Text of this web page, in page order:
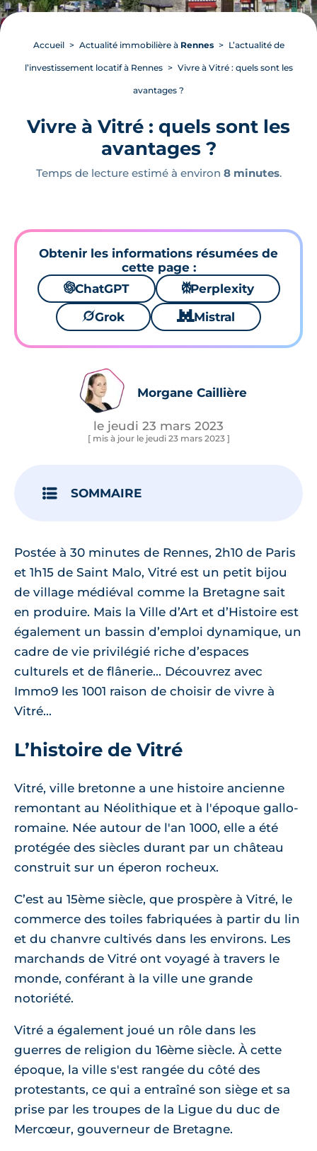
Accueil Actualité immobilière à Rennes L’actualité de
l’investissement locatif à Rennes Vivre à Vitré : quels sont les
avantages ?
Vivre à Vitré : quels sont les
avantages ?
Temps de lecture estimé à environ 8 minutes.
Obtenir les informations résumées de
cette page :
🌌ChatGPT ⚙Perplexity
🪐Grok 🐱 Mistral
Morgane Caillière
le jeudi 23 mars 2023
[ mis à jour le jeudi 23 mars 2023 ]
SOMMAIRE
Postée à 30 minutes de Rennes, 2h10 de Paris
et 1h15 de Saint Malo, Vitré est un petit bijou
de village médiéval comme la Bretagne sait
en produire. Mais la Ville d’Art et d’Histoire est
également un bassin d’emploi dynamique, un
cadre de vie privilégié riche d’espaces
culturels et de flânerie... Découvrez avec
Immo9 les 1001 raison de choisir de vivre à
Vitré...
L’histoire de Vitré
Vitré, ville bretonne a une histoire ancienne
remontant au Néolithique et à l'époque gallo-
romaine. Née autour de l'an 1000, elle a été
protégée des siècles durant par un château
construit sur un éperon rocheux.
C’est au 15ème siècle, que prospère à Vitré, le
commerce des toiles fabriquées à partir du lin
et du chanvre cultivés dans les environs. Les
marchands de Vitré ont voyagé à travers le
monde, conférant à la ville une grande
notoriété.
Vitré a également joué un rôle dans les
guerres de religion du 16ème siècle. À cette
époque, la ville s'est rangée du côté des
protestants, ce qui a entraîné son siège et sa
prise par les troupes de la Ligue du duc de
Mercœur, gouverneur de Bretagne.